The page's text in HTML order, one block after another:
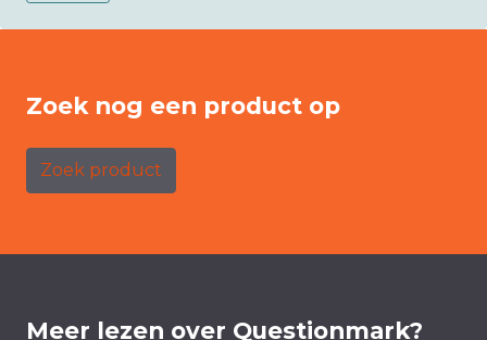
Zoek nog een product op
Zoek product
Meer lezen over Questionmark?